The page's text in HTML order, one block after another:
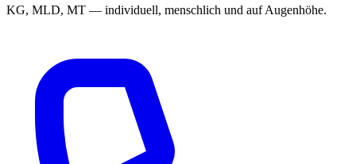
KG, MLD, MT — individuell, menschlich und auf Augenhöhe.